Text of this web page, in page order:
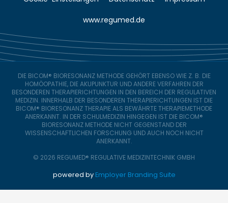
www.regumed.de
DIE BICOM® BIORESONANZ METHODE GEHÖRT EBENSO WIE Z. B. DIE
HOMÖOPATHIE, DIE AKUPUNKTUR UND ANDERE VERFAHREN DER
BESONDEREN THERAPIERICHTUNGEN IN DEN BEREICH DER REGULATIVEN
MEDIZIN. INNERHALB DER BESONDEREN THERAPIERICHTUNGEN IST DIE
BICOM® BIORESONANZ THERAPIE ALS BEWÄHRTE THERAPIEMETHODE
ANERKANNT. IN DER SCHULMEDIZIN HINGEGEN IST DIE BICOM®
BIORESONANZ METHODE NICHT GEGENSTAND DER
WISSENSCHAFTLICHEN FORSCHUNG UND AUCH NOCH NICHT
ANERKANNT.
© 2026 REGUMED® REGULATIVE MEDIZINTECHNIK GMBH
powered by Employer Branding Suite